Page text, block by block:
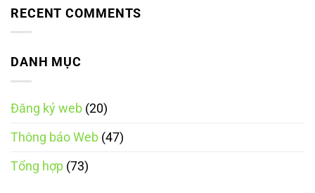
chi
doanh
nghiệp
Thương
giữa
các
thương
mại
Luật
Thương
điện
tử
2025
luận
ở
chủ
quản
mại
điện
tích
Luật
RECENT COMMENTS
DANH MỤC
Đăng ký web (20)
Thông báo Web (47)
Tổng hợp (73)